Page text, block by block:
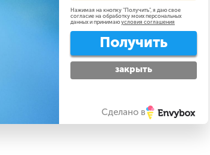
Нажимая на кнопку "Получить", я даю свое
согласие на обработку моих персональных
данных и принимаю условия соглашения
Получить
закрыть
Сделано в